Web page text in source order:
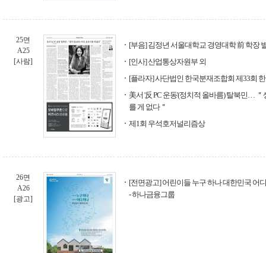
25면
A25
[사람]
[부음] 김정년 서울대학교 경영대학 前 학장
[인사] 산업통상자원부 외
[플라자] 사단법인 한국분재조합회 제33회
美서 '反 PC 운동'(정치적 올바름) 탈북민…
를 게 없다＂
제1회 우석호저널리즘상
26면
A26
[광고]
[전면광고] 어린이들 누구 하나 대한민국 어
- 하나금융그룹